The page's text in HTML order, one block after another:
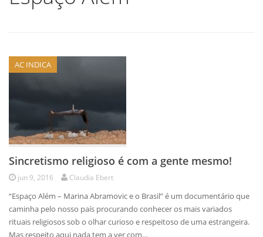
AC INDICA
Sincretismo religioso é com a gente mesmo!
jun 9, 2016 Claudia Ebert
“Espaço Além – Marina Abramovic e o Brasil” é um documentário que
caminha pelo nosso país procurando conhecer os mais variados
rituais religiosos sob o olhar curioso e respeitoso de uma estrangeira.
Mas respeito aqui nada tem a ver com…